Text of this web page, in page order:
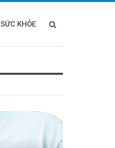
KHỎE